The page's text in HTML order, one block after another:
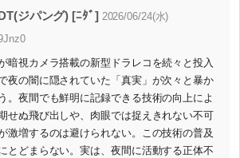
ジパング) [ﾆﾀﾞ] 2026/06/24(水)
暗視カメラ搭載の新型ドラレコを続々と投入
夜の闇に隠されていた「真実」が次々と暴か
。夜間でも鮮明に記録できる技術の向上によ
せぬ飛び出しや、肉眼では捉えきれない不可
激増するのは避けられない。この技術の普及
とどまらない。実は、夜間に活動する正体不